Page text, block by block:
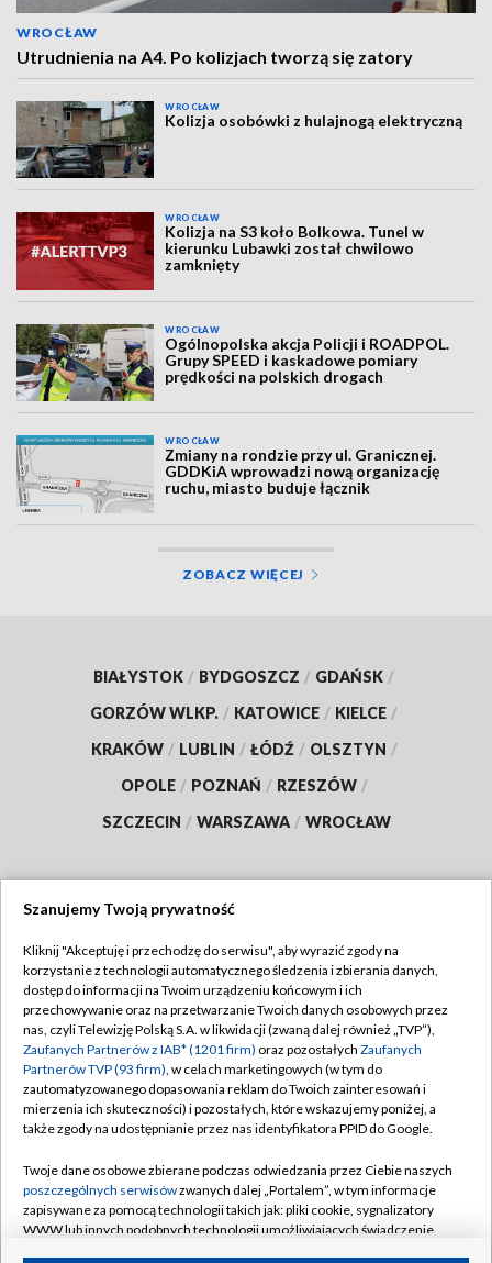
WROCŁAW
Utrudnienia na A4. Po kolizjach tworzą się zatory
WROCŁAW
Kolizja osobówki z hulajnogą elektryczną
WROCŁAW
Kolizja na S3 koło Bolkowa. Tunel w
kierunku Lubawki został chwilowo
zamknięty
WROCŁAW
Ogólnopolska akcja Policji i ROADPOL.
Grupy SPEED i kaskadowe pomiary
prędkości na polskich drogach
WROCŁAW
Zmiany na rondzie przy ul. Granicznej.
GDDKiA wprowadzi nową organizację
ruchu, miasto buduje łącznik
ZOBACZ WIĘCEJ
BIAŁYSTOK / BYDGOSZCZ / GDAŃSK /
GORZÓW WLKP. / KATOWICE / KIELCE /
KRAKÓW / LUBLIN / ŁÓDŹ / OLSZTYN /
OPOLE / POZNAŃ / RZESZÓW /
SZCZECIN / WARSZAWA / WROCŁAW
TVP
Abonament TVP
Emisja w TVP
Centrum informacji TVP
Naziemna Telewizja Cyfrowa
Rada Programowa
System NOS
Informacje o nadawcy
Regulamin TVP
Polityka prywatności
Moje zgody
Pomoc
Kontakt
Szanujemy Twoją prywatność
Kliknij "Akceptuję i przechodzę do serwisu", aby wyrazić zgody na
korzystanie z technologii automatycznego śledzenia i zbierania danych,
dostęp do informacji na Twoim urządzeniu końcowym i ich
przechowywanie oraz na przetwarzanie Twoich danych osobowych przez
nas, czyli Telewizję Polską S.A. w likwidacji (zwaną dalej również „TVP”),
Zaufanych Partnerów z IAB* (1201 firm) oraz pozostałych Zaufanych
Partnerów TVP (93 firm), w celach marketingowych (w tym do
zautomatyzowanego dopasowania reklam do Twoich zainteresowań i
mierzenia ich skuteczności) i pozostałych, które wskazujemy poniżej, a
także zgody na udostępnianie przez nas identyfikatora PPID do Google.
Twoje dane osobowe zbierane podczas odwiedzania przez Ciebie naszych
poszczególnych serwisówzwanych dalej „Portalem”, w tym informacje
zapisywane za pomocą technologii takich jak: pliki cookie, sygnalizatory
WWW lub innych podobnych technologii umożliwiających świadczenie